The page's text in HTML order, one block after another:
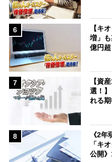
6
【キ
増」
億円
7
【資
選！
れる
8
《2
「キ
公開